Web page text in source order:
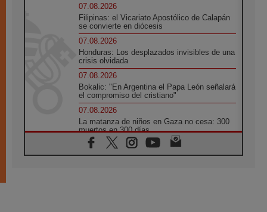
07.08.2026
Filipinas: el Vicariato Apostólico de Calapán
se convierte en diócesis
07.08.2026
Honduras: Los desplazados invisibles de una
crisis olvidada
07.08.2026
Bokalic: "En Argentina el Papa León señalará
el compromiso del cristiano"
07.08.2026
La matanza de niños en Gaza no cesa: 300
muertos en 300 días
07.08.2026
Tagle: La guerra desfigura el mundo, solo la